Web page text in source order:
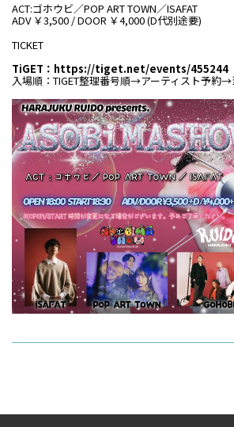
ACT:ゴホウビ／POP ART TOWN／ISAFAT
ADV ￥3,500 / DOOR ￥4,000 (D代別途要)
TICKET
TiGET： https://tiget.net/events/455244
入場順：TIGET整理番号順→アーティスト予約